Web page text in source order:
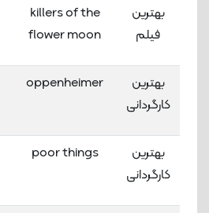
بهترین
فیلم
killers of the
flower moon
بهترین
کارگردانی
oppenheimer
بهترین
کارگردانی
poor things